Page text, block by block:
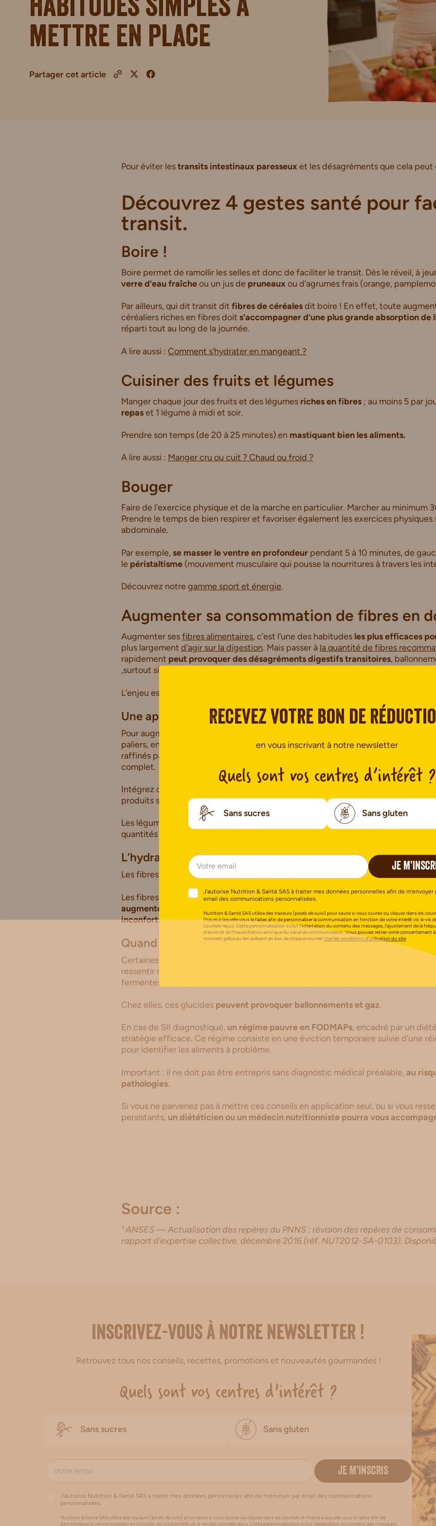
habitudes simples à
mettre en place
Partager cet article
Pour éviter lestransits intestinaux paresseux et les désagréments que cela peut
Découvrez 4 gestes santé pour
transit.
Boire !
Boire permet de ramollir les selles et donc de faciliter le transit. Dès le réveil, à
verre d’eau fraîcheou un jus de pruneaux ou d’agrumes frais (orange,
Par ailleurs, qui dit transit dit fibres de céréalesdit boire ! En effet, toute
céréaliers riches en fibres doit s’accompagner d’une plus grande absorption de
réparti tout au long de la journée.
A lire aussi : Comment s’hydrater en mangeant ?
Cuisiner des fruits et légumes
Manger chaque jour des fruits et des légumes riches en fibres ; au moins 5 par
repaset 1 légume à midi et soir.
Prendre son temps (de 20 à 25 minutes) en mastiquant bien les aliments.
A lire aussi : Manger cru ou cuit ? Chaud ou froid ?
Bouger
Faire de l’exercice physique et de la marche en particulier. Marcher au minimum
Prendre le temps de bien respirer et favoriser également les exercices
abdominale.
Par exemple, se masser le ventre en profondeur pendant 5 à 10 minutes, de
le péristaltisme (mouvement musculaire qui pousse la nourritures à travers les
Découvrez notre gamme sport et énergie.
Augmenter sa consommation de fibres en
Augmenter sesfibres alimentaires, c’est l’une des habitudes les plus efficaces
plus largement d’agir sur la digestion. Mais passer à la quantité de fibres
rapidement peut provoquer des désagréments digestifs transitoires,
,surtout si votre alimentation est habituellement pauvre en fibres.
L’enjeu est donc d’y aller progressivement, et de laisser le microbiote
Une approche par étapes
Pour augmenter facilement ses apports sans bouleverser son confort digestif,
paliers, en variant les
aliments riches en fibres.Vous pouvez remplacer
raffinés par
: riz semi-complet,
complet.
Intégrez davantage de légumes dans vos repas tout en
produits sucrés.
Les légumineuses doivent venir graduellement dans votre quotidien
:
quantités une à deux fois par semaine, puis augmenter.
L’hydratation, indissociable des fibres
Les fibres ont besoin d’eau pour jouer leur rôle.
Les fibres solublesforment un gel au contact des liquides, et les fibres insolubles
augmenter le volume des selles
.¹ Sans hydratation suffisante, leurs effets
inconforts peuvent s’installer.Boire régulièrement au cours de la journée reste
Quand les fibres provoquent des troubles digestifs
Certaines personnes (notamment celles atteintes du syndrome de l’intestin
ressentir des désagréments en
fermentescibles présents dans certains fruits, légumes, légumineuses ou céréales).
Chez elles, ces glucides peuvent provoquer ballonnements et gaz.
En cas de SII diagnostiqué, un régime pauvre en FODMAPs, encadré par un
stratégie efficace. Ce régime consiste en une éviction temporaire suivie d’une
pour identifier les aliments à problème.
Important : il ne doit pas être entrepris sans diagnostic médical préalable, au
pathologies.
Si vous ne parvenez pas à mettre ces conseils en application seul, ou si vous
persistants, un diététicien ou un médecin nutritionniste pourra vous
Source :
¹ ANSES — Actualisation des repères du PNNS : révision des repères de
rapport d’expertise collective, décembre 2016 (réf. NUT2012-SA-0103).
Inscrivez-vous à notre newsletter !
Retrouvez tous nos conseils, recettes, promotions et nouveautés gourmandes !
Quels sont vos centres d'intérêt ?
Sans sucres Sans gluten
JE M’INSCRIS
J’autorise Nutrition & Santé SAS à traiter mes données personnelles afin de m’envoyer par email des communications
personnalisées.
Nutrition & Santé SAS utilise des traceurs (pixels de suivi) pour savoir si vous ouvrez ou cliquez dans les courriels et l’heure à laquelle vous le faites afin de
personnaliser la communication en fonction de votre intérêt vis-à-vis des courriels reçus. Cette personnalisation inclut l’adaptation du contenu des messages,
Recevez votre bon de
en vous inscrivant à notre newsletter
Quels sont vos centres d’intérêt ?
Sans sucres Sans gluten
JE
J’autorise Nutrition & Santé SAS à traiter mes données personnelles afin de m’envoyer
email des communications personnalisées.
Nutrition & Santé SAS utilise des traceurs (pixels de suivi) pour savoir si vous ouvrez ou cliquez dans les
l’heure à laquelle vous le faites afin de personnaliser la communication en fonction de votre intérêt vis-à-vis
courriels reçus. Cette personnalisation inclut l’adaptation du contenu des messages, l’ajustement de la
d’envoi et de l’heure d’envoi ainsi que du canal de communication. Vous pouvez retirer votre consentement
moment grâce au lien présent en bas de chaque courriel.Voir les conditions d’utilisation du site